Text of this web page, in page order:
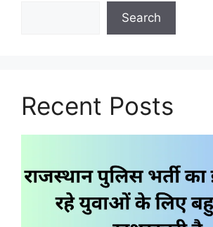
Search
Recent Posts